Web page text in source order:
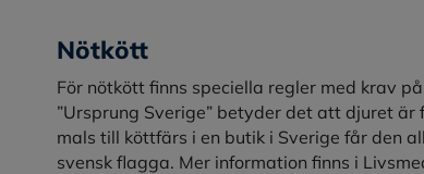
Nötkött
För nötkött finns speciella regler med krav
”Ursprung Sverige” betyder det att djuret
mals till köttfärs i en butik i Sverige får den
svensk flagga. Mer information finns i